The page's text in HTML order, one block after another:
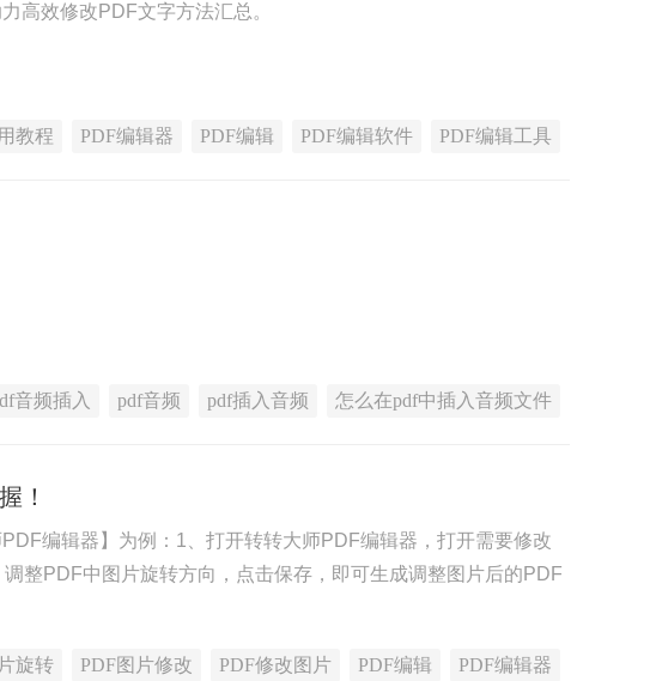
高效修改PDF文字方法汇总。
教程 PDF编辑器 PDF编辑 PDF编辑软件 PDF编辑工具
音频插入 pdf音频 pdf插入音频 怎么在pdf中插入音频文件
！
编辑器】为例：1、打开转转大师PDF编辑器，打开需要修改
整PDF中图片旋转方向，点击保存，即可生成调整图片后的PDF
旋转 PDF图片修改 PDF修改图片 PDF编辑 PDF编辑器